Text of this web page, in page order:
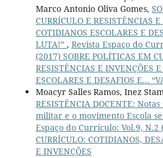
Marco Antonio Oliva Gomes,
CURRÍCULO E RESISTÊNCIAS
COTIDIANOS ESCOLARES E
LUTA!” , Revista Espaço do
(2017) SOBRE POLÍTICAS EM
RESISTÊNCIAS E INVENÇÕES
ESCOLARES E DESAFIOS E...
Moacyr Salles Ramos, Inez
RESISTÊNCIA DOCENTE:
militar e o movimento Escola
Espaço do Currículo: Vol.9, N.2
CURRÍCULO: COTIDIANOS,
E INVENÇÕES